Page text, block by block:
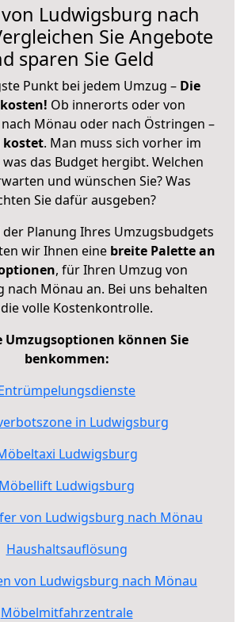
Ludwigsburg nach
Sie Angebote
sparen Sie Geld
Punkt bei jedem Umzug – Die
Ob innerorts oder von
Mönau oder nach Östringen –
kostet. Man muss sich vorher im
was das Budget hergibt. Welchen
und wünschen Sie? Was
Sie dafür ausgeben?
Planung Ihres Umzugsbudgets
wir Ihnen eine breite Palette an
, für Ihren Umzug von
nach Mönau an. Bei uns behalten
volle Kostenkontrolle.
Umzugsoptionen können Sie
benkommen:
in Ludwigsburg
Ludwigsburg
Möbellift Ludwigsburg
von Ludwigsburg nach Mönau
Haushaltsauflösung
von Ludwigsburg nach Mönau
Möbelmitfahrzentrale